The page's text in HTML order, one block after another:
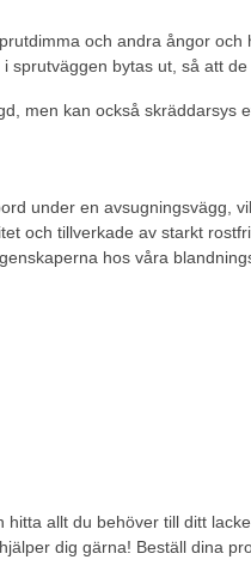
och andra ångor
bytas ut, så att
men kan också skräddarsys
under en avsugningsvägg,
och tillverkade av starkt
hos våra
allt du behöver till ditt
dig gärna! Beställ dina